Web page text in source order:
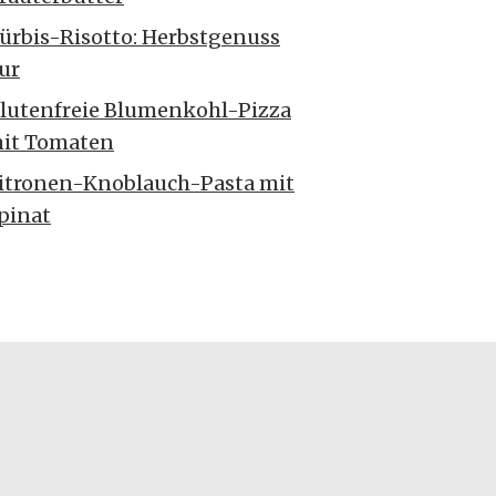
Risotto: Herbstgenuss
Blumenkohl-Pizza
Tomaten
Knoblauch-Pasta mit